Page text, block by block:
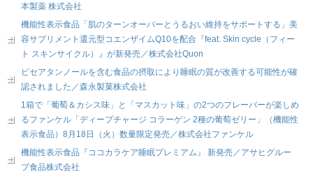
本製薬 株式会社
機能性表示食品「肌のターンオーバーとうるおい維持をサポートする」美
容サプリメント還元型コエンザイムQ10を配合『feat. Skin cycle（フィー
ト スキンサイクル）』が新発売／株式会社Quon
ピセアタンノールを含む食品の摂取により睡眠の質が改善する可能性が確
認されました／森永製菓株式会社
1箱で「葡萄＆カシス味」と「マスカット味」の2つのフレーバーが楽しめ
るファンケル「ディープチャージ コラーゲン 2種の葡萄ゼリー」（機能性
表示食品）8月18日（火）数量限定発売／株式会社ファンケル
機能性表示食品『ココカラケア睡眠プレミアム』 新発売／アサヒグルー
プ食品株式会社